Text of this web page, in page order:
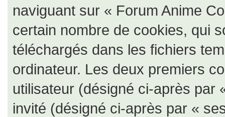
naviguant sur « Forum Anime
certain nombre de cookies, qui
téléchargés dans les fichiers
ordinateur. Les deux premiers
utilisateur (désigné ci-après par
invité (désigné ci-après par «